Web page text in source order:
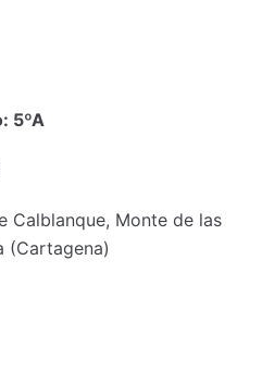
5ºA
Calblanque, Monte de las
(Cartagena)